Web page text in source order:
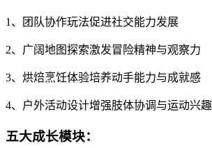
1、团队协作玩法促进社交能力发展
2、广阔地图探索激发冒险精神与观察力
3、烘焙烹饪体验培养动手能力与成就感
4、户外活动设计增强肢体协调与运动兴趣
五大成长模块：